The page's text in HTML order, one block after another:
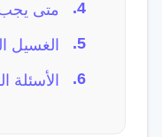
متى يجب
الغسيل
الأسئلة